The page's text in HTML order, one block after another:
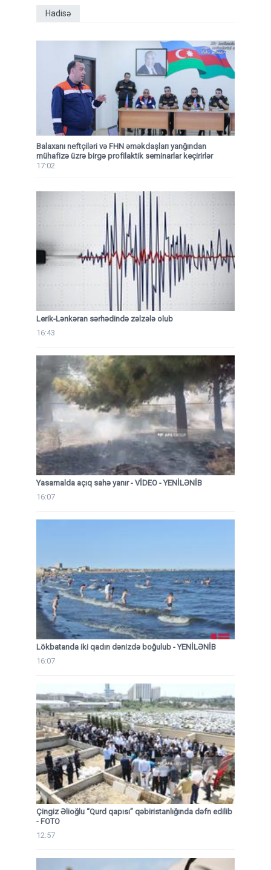
Hadisə
Balaxanı neftçiləri və FHN əməkdaşları yanğından
mühafizə üzrə birgə profilaktik seminarlar keçirirlər
17:02
Lerik-Lənkəran sərhədində zəlzələ olub
16:43
Yasamalda açıq sahə yanır - VİDEO - YENİLƏNİB
16:07
Lökbatanda iki qadın dənizdə boğulub - YENİLƏNİB
16:07
Çingiz Əlioğlu “Qurd qapısı” qəbiristanlığında dəfn edilib
- FOTO
12:57